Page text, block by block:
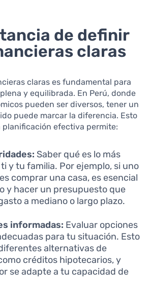
de definir
claras
claras es fundamental para
y equilibrada. En Perú, donde
pueden ser diversos, tener un
puede marcar la diferencia. Esto
planificación efectiva permite:
Saber qué es lo más
y tu familia. Por ejemplo, si uno
comprar una casa, es esencial
y hacer un presupuesto que
a mediano o largo plazo.
informadas: Evaluar opciones
para tu situación. Esto
alternativas de
créditos hipotecarios, y
se adapte a tu capacidad de